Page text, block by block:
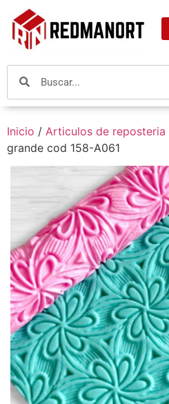
Inicio / Articulos de reposteria
grande cod 158-A061